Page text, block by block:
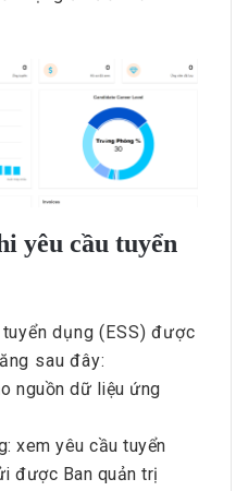
yêu cầu tuyển
dụng (ESS) được
sau đây:
nguồn dữ liệu ứng
xem yêu cầu tuyển
được Ban quản trị